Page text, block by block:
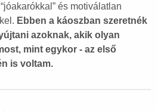
és motiválatlan
Ebben a káoszban szeretnék
azoknak, akik olyan
mint egykor - az első
is voltam.